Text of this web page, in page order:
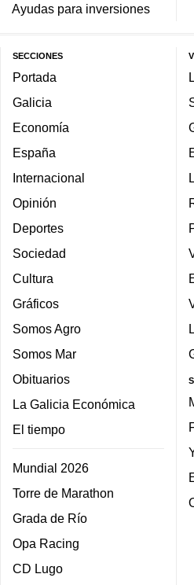
Ayudas para inversiones
SECCIONES
Portada
Galicia
Economía
España
Internacional
Opinión
Deportes
Sociedad
Cultura
Gráficos
Somos Agro
Somos Mar
Obituarios
La Galicia Económica
El tiempo
Mundial 2026
Torre de Marathon
Grada de Río
Opa Racing
CD Lugo